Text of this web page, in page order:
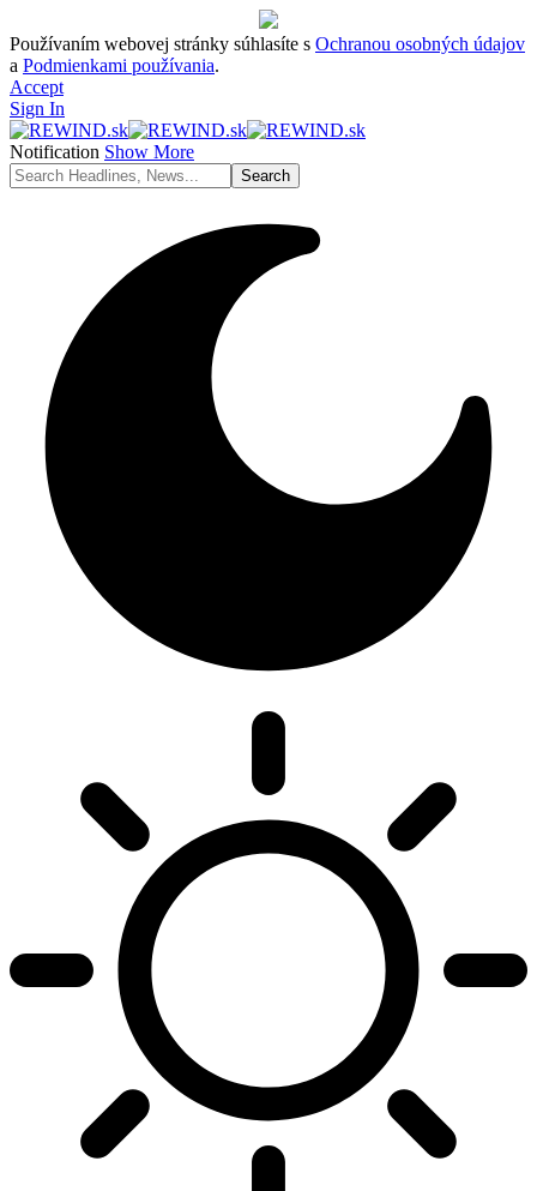
Používaním webovej stránky súhlasíte s Ochranou osobných údajov
a Podmienkami používania.
Accept
Sign In
Notification Show More